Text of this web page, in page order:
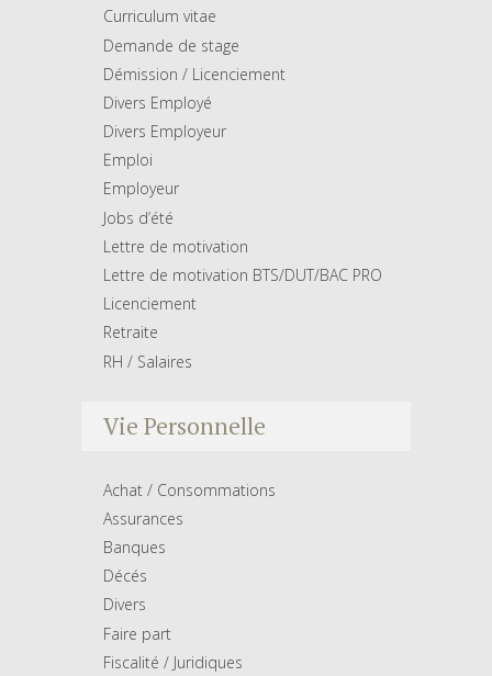
Curriculum vitae
Demande de stage
Démission / Licenciement
Divers Employé
Divers Employeur
Emploi
Employeur
Jobs d’été
Lettre de motivation
Lettre de motivation BTS/DUT/BAC PRO
Licenciement
Retraite
RH / Salaires
Vie Personnelle
Achat / Consommations
Assurances
Banques
Décés
Divers
Faire part
Fiscalité / Juridiques